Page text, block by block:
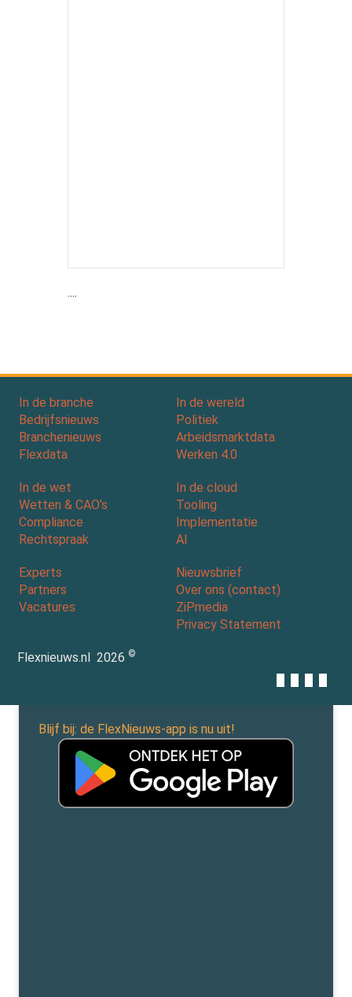
....
In de branche
Bedrijfsnieuws
Branchenieuws
Flexdata
In de wereld
Politiek
Arbeidsmarktdata
Werken 4.0
In de wet
Wetten & CAO’s
Compliance
Rechtspraak
In de cloud
Tooling
Implementatie
AI
Experts
Partners
Vacatures
Nieuwsbrief
Over ons (contact)
ZiPmedia
Privacy Statement
Flexnieuws.nl 2026 ©
Blijf bij: de FlexNieuws-app is nu uit!